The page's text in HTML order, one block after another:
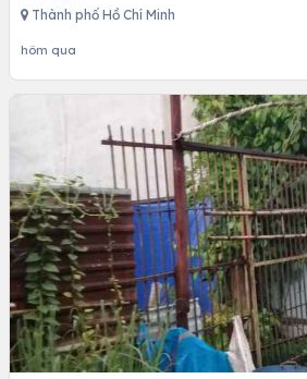
Thành phố Hồ Chí Minh
hôm qua